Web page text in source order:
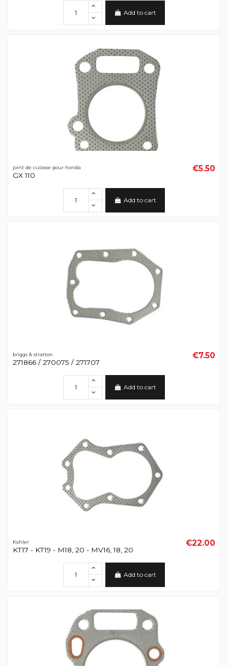
Add to cart
joint de culasse pour honda
GX 110
€5.50
Add to cart
briggs & stratton
271866 / 270075 / 271707
€7.50
Add to cart
Kohler
KT17 - KT19 - M18, 20 - MV16, 18, 20
€22.00
Add to cart